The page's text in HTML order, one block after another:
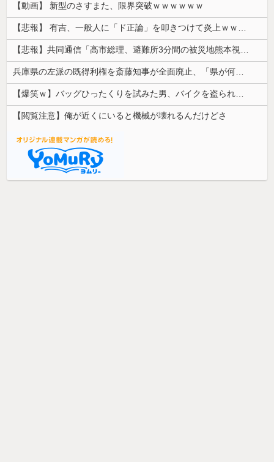
【動画】 新型のさすまた、限界突破ｗｗｗｗｗｗ
【悲報】 有吉、一般人に「ド正論」を叩きつけて炎上ｗｗｗｗｗｗｗｗ
【悲報】共同通信「高市総理、避難所3分間の被災地熊本視察動画に批判！」 → 内閣報道官「避難所視察は51分間！大変な状況の中で、1時間近く受け入れていただき、感謝！」
兵庫県の左派の既得利権を斎藤知事が全面廃止、「県が何をするねん？」と存在意義そのものが不明で……
【爆笑ｗ】バッグひったくりを試みた男、バイクを盗られる！
【閲覧注意】俺が近くにいると機械が壊れるんだけどさ